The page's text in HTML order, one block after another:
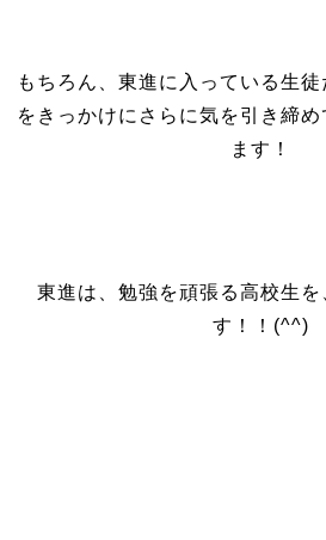
もちろん、東進に入っている生
をきっかけにさらに気を引き締
ます！
東進は、勉強を頑張る高校生を
す！！(^^)